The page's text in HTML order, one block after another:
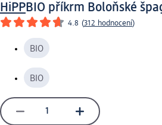
HiPPBIO příkrm Boloňské
4.8 (312 hodnocení)
BIO
BIO